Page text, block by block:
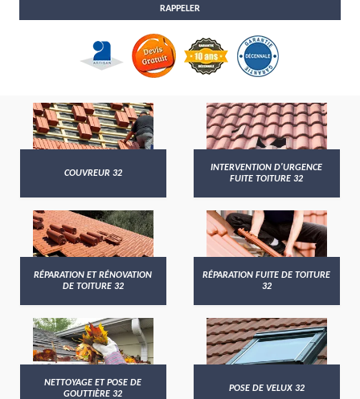
COUVREUR 32
INTERVENTION D'URGENCE
FUITE TOITURE 32
RÉPARATION ET RÉNOVATION
DE TOITURE 32
RÉPARATION FUITE DE TOITURE
32
NETTOYAGE ET POSE DE
GOUTTIÈRE 32
POSE DE VELUX 32